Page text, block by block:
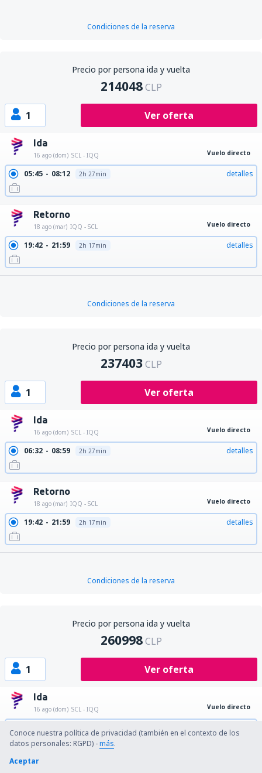
Condiciones de la reserva
Precio por persona ida y vuelta
214048 CLP
1 Ver oferta
Ida
16 ago (dom) SCL - IQQ Vuelo directo
05:45 08:12 2h 27min detalles
Retorno
18 ago (mar) IQQ - SCL Vuelo directo
19:42 21:59 2h 17min detalles
Condiciones de la reserva
Precio por persona ida y vuelta
237403 CLP
1 Ver oferta
Ida
16 ago (dom) SCL - IQQ Vuelo directo
06:32 08:59 2h 27min detalles
Retorno
18 ago (mar) IQQ - SCL Vuelo directo
19:42 21:59 2h 17min detalles
Condiciones de la reserva
Precio por persona ida y vuelta
260998 CLP
1 Ver oferta
Ida
16 ago (dom) SCL - IQQ Vuelo directo
2h 27min detalles
Conoce nuestra política de privacidad (también en el contexto de los
datos personales: RGPD) -más.
Aceptar